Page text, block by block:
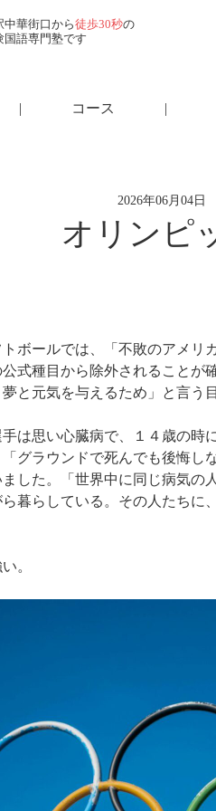
中華街口から徒歩30秒の
国語専門塾です
| コース |
2026年06月04日
オリンピ
ボールでは、「不敗のアメリ
式種目から除外されることが
と元気を与えるため」と言う
は思い心臓病で、１４歳の時
グラウンドで死んでも後悔し
した。「世界中に同じ病気の
暮らしている。その人たちに
。